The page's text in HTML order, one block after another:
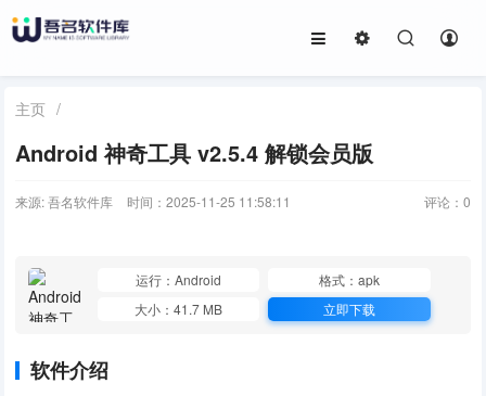
主页 /
Android 神奇工具 v2.5.4 解锁会员版
来源: 吾名软件库 时间：2025-11-25 11:58:11 评论： 0
运行：Android
格式：apk
大小：41.7 MB
立即下载
软件介绍